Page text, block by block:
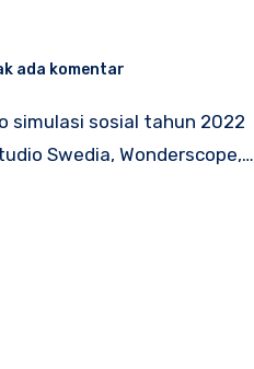
ada komentar
Swedia, Wonderscope,…